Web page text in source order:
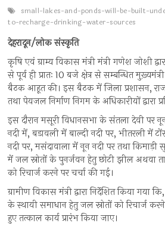
small-lakes-and-ponds-will-be-built-
to-recharge-drinking-water-sources
देहरादून/लोक संस्कृति
कृषि एवं ग्राम्य विकास मंत्री मंत्री गणेश जोशी
से पूर्व ही प्रातः 10 बजे क्षेत्र से सम्बन्धित
बैठक आहूत की। इस बैठक में जिला प्रशासन,
तथा पेयजल निर्माण निगम के अधिकारीयों द्वारा
इस दौरान मसूरी विधानसभा के संतला देवी पर
नदी में, बडावली में बाल्दी नदी पर, भीतरली में
नदी पर, मसंदावाला में नून नदी पर तथा
में जल स्रोतों के पुनर्जवन हेतु छोटी झील अथवा
को रिचार्ज करने पर चर्चा की गई।
ग्रामीण विकास मंत्री द्वारा निर्देशित किया
के स्थायी समाधान हेतु जल स्रोतों को रिचार्ज
हुए तत्काल कार्य प्रारंभ किया जाए।